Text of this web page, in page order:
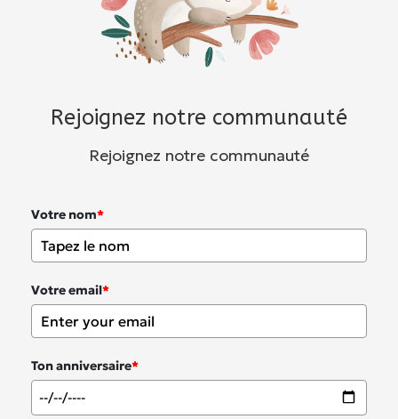
Rejoignez notre communauté
Rejoignez notre communauté
Votre nom*
Votre email*
Ton anniversaire*